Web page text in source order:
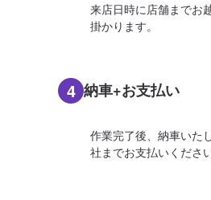
来店日時に店舗までお
掛かります。
4 納車+お支払い
作業完了後、納車いた
社までお支払いください